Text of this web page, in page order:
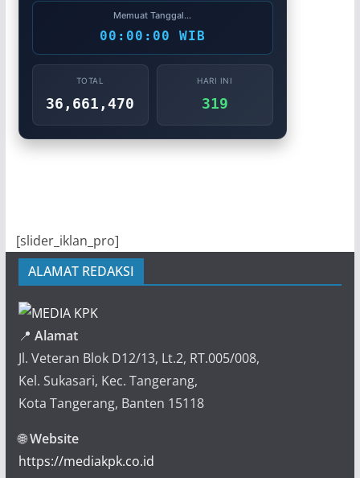
Memuat Tanggal...
00:00:00 WIB
TOTAL
36,661,470
HARI INI
319
[slider_iklan_pro]
ALAMAT REDAKSI
📍 Alamat
Jl. Veteran Blok D12/13, Lt.2, RT.005/008,
Kel. Sukasari, Kec. Tangerang,
Kota Tangerang, Banten 15118
🌐Website
https://mediakpk.co.id